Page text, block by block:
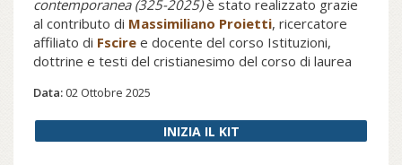
contemporanea (325-2025)è stato realizzato grazie
al contributo di Massimiliano Proietti, ricercatore
affiliato di Fscire e docente del corso Istituzioni,
dottrine e testi del cristianesimo del corso di laurea
Religioni storie e culture. Il kit affronta il tema del
primo concilio ecumenico della storia cristiana, di cui
ricorre l'anniversario nel 2025, ed è intorno alle
Data:02 Ottobre 2025
INIZIA IL KIT